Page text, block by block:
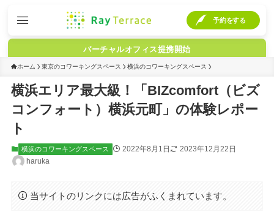
バーチャルオフィス提携開始
予約をする
ホーム 東京のコワーキングスペース 横浜のコワーキングスペース
横浜エリア最大級！「BIZcomfort（ビズ
コンフォート）横浜元町」の体験レポー
ト
横浜のコワーキングスペース 2022年8月1日
2023年12月22日
haruka
当サイトのリンクには広告がふくまれています。